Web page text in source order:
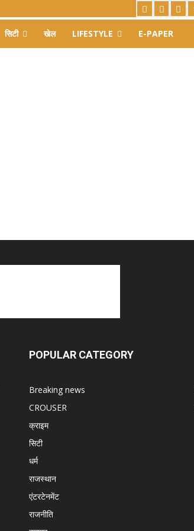
सिटी खेल LIFESTYLE E-PAPER
POPULAR CATEGORY
Breaking news
CROUSER
क्राइम
सिटी
धर्म
राजस्थान
एंटरटेनमेंट
राजनीति